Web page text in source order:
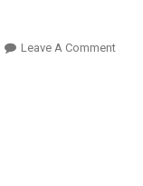
Leave A CommentOn